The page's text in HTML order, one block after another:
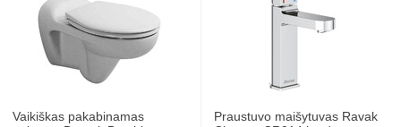
Vaikiškas pakabinamas
Praustuvo maišytuvas Ravak